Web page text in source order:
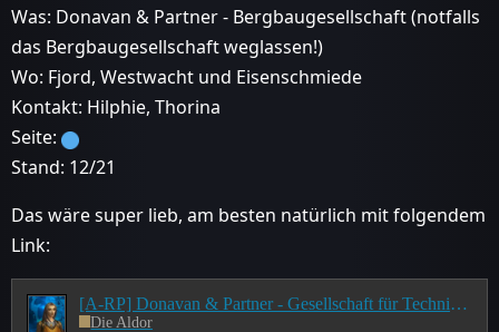
Was: Donavan & Partner - Bergbaugesellschaft (notfalls
das Bergbaugesellschaft weglassen!)
Wo: Fjord, Westwacht und Eisenschmiede
Kontakt: Hilphie, Thorina
Seite:
Stand: 12/21
Das wäre super lieb, am besten natürlich mit folgendem
Link:
[A-RP] Donavan & Partner - Gesellschaft für Technik, Maschinenbau und Bergbau (kurz: G.T.M.B.)
Die Aldor